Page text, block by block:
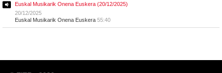
Euskal Musikarik Onena Euskera (20/12/2025)
20/12/2025
Euskal Musikarik Onena Euskera 55:40